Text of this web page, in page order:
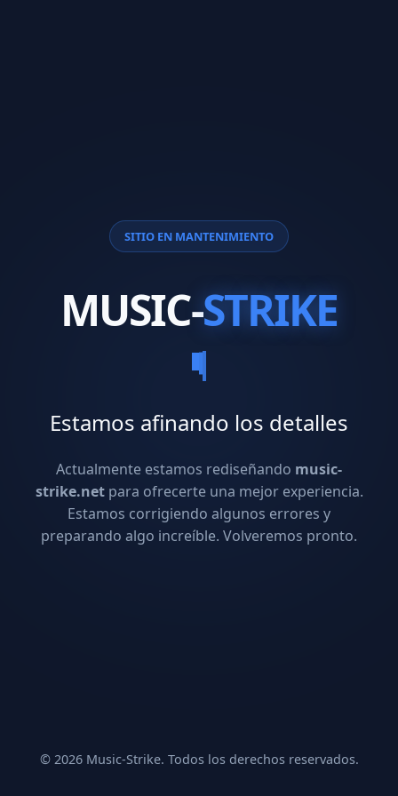
SITIO EN MANTENIMIENTO
MUSIC-STRIKE
Estamos afinando los detalles
Actualmente estamos rediseñando music-
strike.netpara ofrecerte una mejor experiencia.
Estamos corrigiendo algunos errores y
preparando algo increíble. Volveremos pronto.
© 2026 Music-Strike. Todos los derechos reservados.